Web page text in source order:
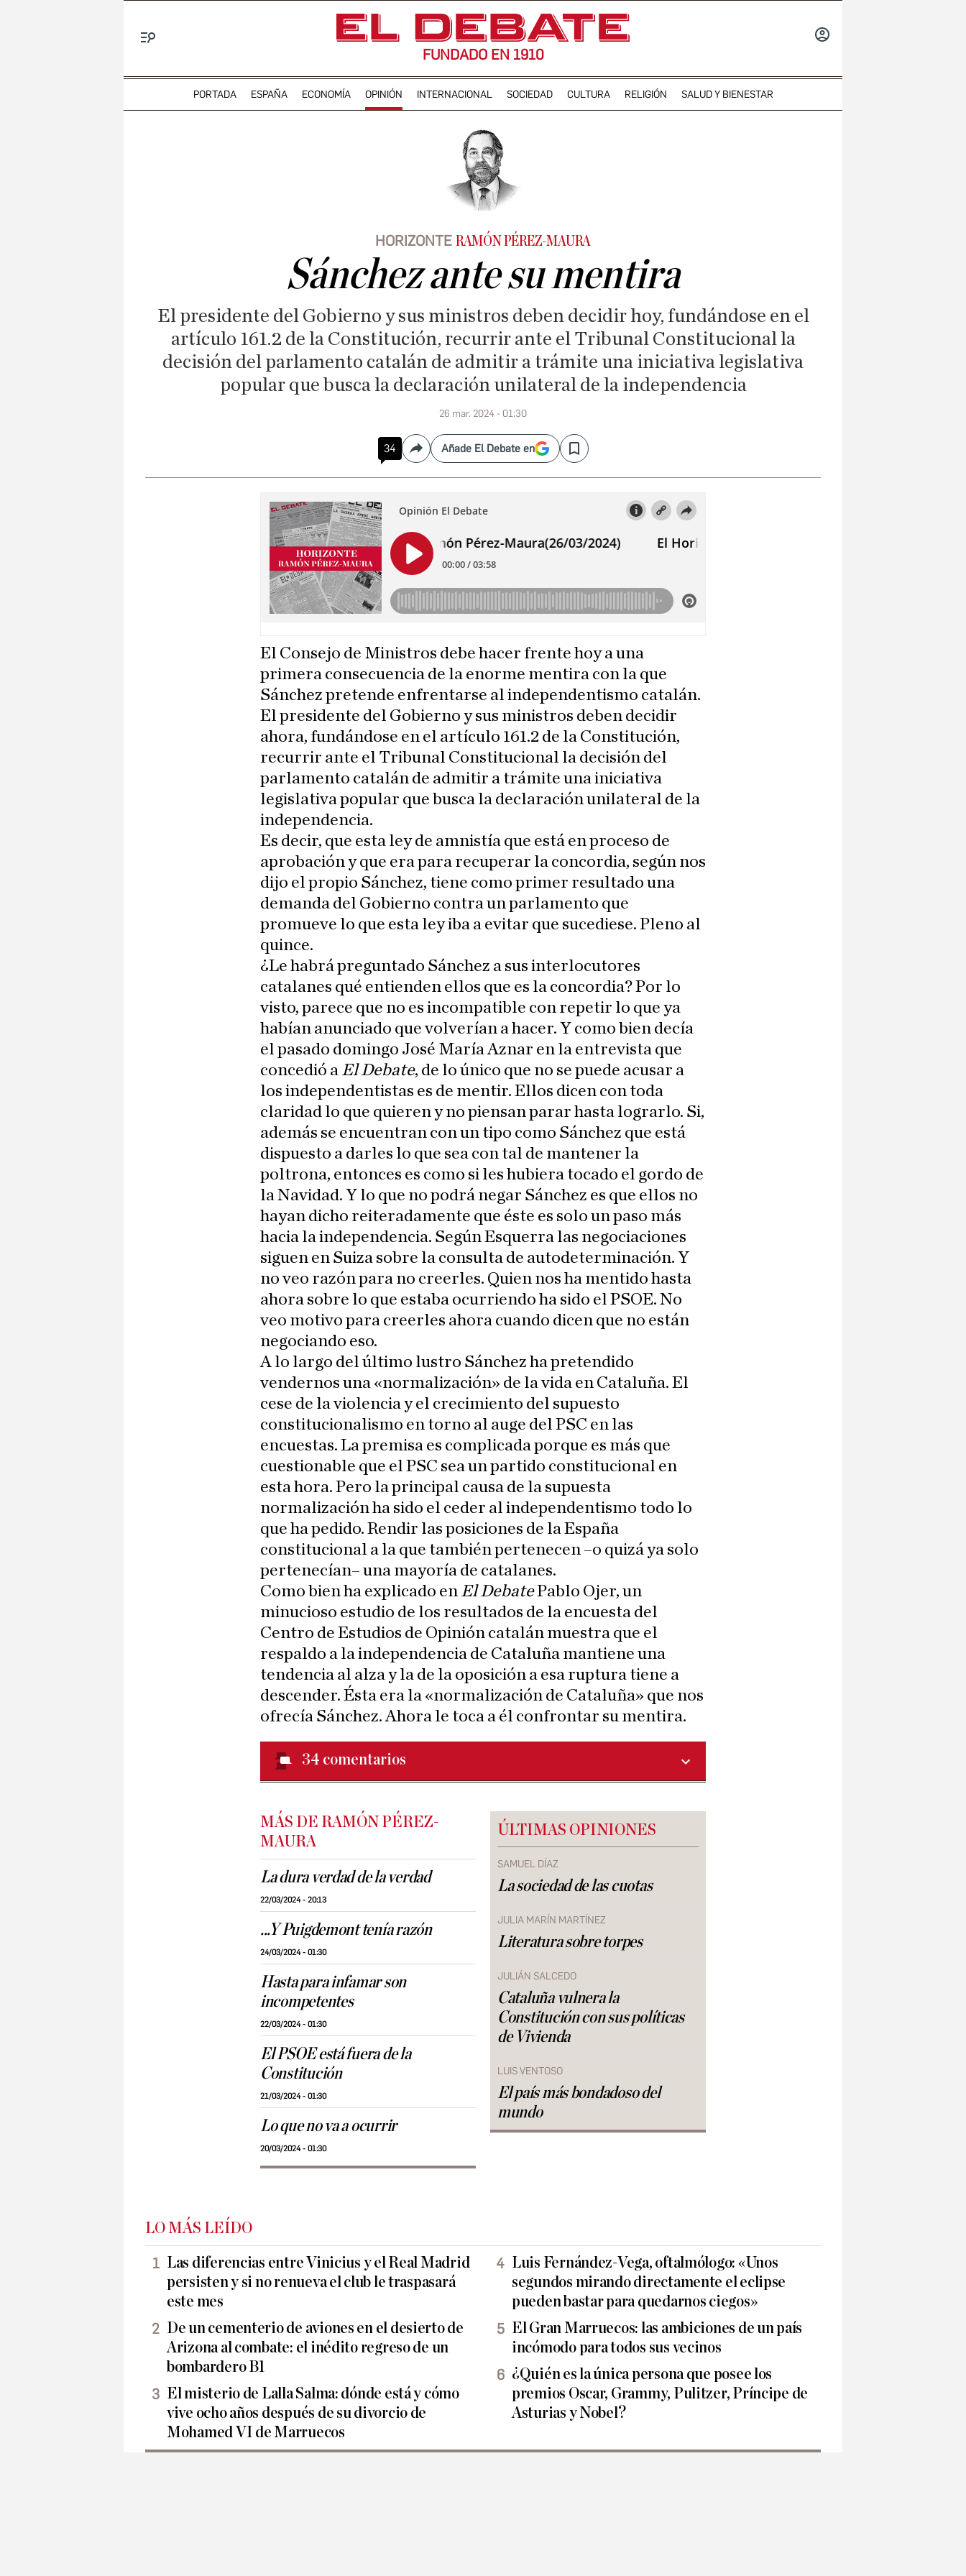
FUNDADO EN 1910
PORTADA ESPAÑA ECONOMÍA OPINIÓN INTERNACIONAL SOCIEDAD CULTURA RELIGIÓN SALUD Y BIENESTAR
HORIZONTE RAMÓN PÉREZ-MAURA
Sánchez ante su mentira
El presidente del Gobierno y sus ministros deben decidir hoy, fundándose en el
artículo 161.2 de la Constitución, recurrir ante el Tribunal Constitucional la
decisión del parlamento catalán de admitir a trámite una iniciativa legislativa
popular que busca la declaración unilateral de la independencia
26 mar. 2024 - 01:30
34 CompartirAñade El Debate en Save
El Consejo de Ministros debe hacer frente hoy a una
primera consecuencia de la enorme mentira con la que
Sánchez pretende enfrentarse al independentismo catalán.
El presidente del Gobierno y sus ministros deben decidir
ahora, fundándose en el artículo 161.2 de la Constitución,
recurrir ante el Tribunal Constitucional la decisión del
parlamento catalán de admitir a trámite una iniciativa
legislativa popular que busca la declaración unilateral de la
independencia.
Es decir, que esta ley de amnistía que está en proceso de
aprobación y que era para recuperar la concordia, según nos
dijo el propio Sánchez, tiene como primer resultado una
demanda del Gobierno contra un parlamento que
promueve lo que esta ley iba a evitar que sucediese. Pleno al
quince.
¿Le habrá preguntado Sánchez a sus interlocutores
catalanes qué entienden ellos que es la concordia? Por lo
visto, parece que no es incompatible con repetir lo que ya
habían anunciado que volverían a hacer. Y como bien decía
el pasado domingo José María Aznar en la entrevista que
concedió a El Debate, de lo único que no se puede acusar a
los independentistas es de mentir. Ellos dicen con toda
claridad lo que quieren y no piensan parar hasta lograrlo. Si,
además se encuentran con un tipo como Sánchez que está
dispuesto a darles lo que sea con tal de mantener la
poltrona, entonces es como si les hubiera tocado el gordo de
la Navidad. Y lo que no podrá negar Sánchez es que ellos no
hayan dicho reiteradamente que éste es solo un paso más
hacia la independencia. Según Esquerra las negociaciones
siguen en Suiza sobre la consulta de autodeterminación. Y
no veo razón para no creerles. Quien nos ha mentido hasta
ahora sobre lo que estaba ocurriendo ha sido el PSOE. No
veo motivo para creerles ahora cuando dicen que no están
negociando eso.
A lo largo del último lustro Sánchez ha pretendido
vendernos una «normalización» de la vida en Cataluña. El
cese de la violencia y el crecimiento del supuesto
constitucionalismo en torno al auge del PSC en las
encuestas. La premisa es complicada porque es más que
cuestionable que el PSC sea un partido constitucional en
esta hora. Pero la principal causa de la supuesta
normalización ha sido el ceder al independentismo todo lo
que ha pedido. Rendir las posiciones de la España
constitucional a la que también pertenecen –o quizá ya solo
pertenecían– una mayoría de catalanes.
Como bien ha explicado en El DebatePablo Ojer, un
minucioso estudio de los resultados de la encuesta del
Centro de Estudios de Opinión catalán muestra que el
respaldo a la independencia de Cataluña mantiene una
tendencia al alza y la de la oposición a esa ruptura tiene a
descender. Ésta era la «normalización de Cataluña» que nos
ofrecía Sánchez. Ahora le toca a él confrontar su mentira.
34 comentarios
MÁS DE RAMÓN PÉREZ-
MAURA
La dura verdad de la verdad
22/03/2024 - 20:13
...Y Puigdemont tenía razón
24/03/2024 - 01:30
Hasta para infamar son
incompetentes
22/03/2024 - 01:30
El PSOE está fuera de la
Constitución
21/03/2024 - 01:30
Lo que no va a ocurrir
20/03/2024 - 01:30
ÚLTIMAS OPINIONES
SAMUEL DÍAZ
La sociedad de las cuotas
JULIA MARÍN MARTÍNEZ
Literatura sobre torpes
JULIÁN SALCEDO
Cataluña vulnera la
Constitución con sus políticas
de Vivienda
LUIS VENTOSO
El país más bondadoso del
mundo
LO MÁS LEÍDO
Las diferencias entre Vinicius y el Real Madrid
persisten y si no renueva el club le traspasará
este mes
De un cementerio de aviones en el desierto de
Arizona al combate: el inédito regreso de un
bombardero B1
El misterio de Lalla Salma: dónde está y cómo
vive ocho años después de su divorcio de
Mohamed VI de Marruecos
Luis Fernández-Vega, oftalmólogo: «Unos
segundos mirando directamente el eclipse
pueden bastar para quedarnos ciegos»
El Gran Marruecos: las ambiciones de un país
incómodo para todos sus vecinos
¿Quién es la única persona que posee los
premios Oscar, Grammy, Pulitzer, Príncipe de
Asturias y Nobel?